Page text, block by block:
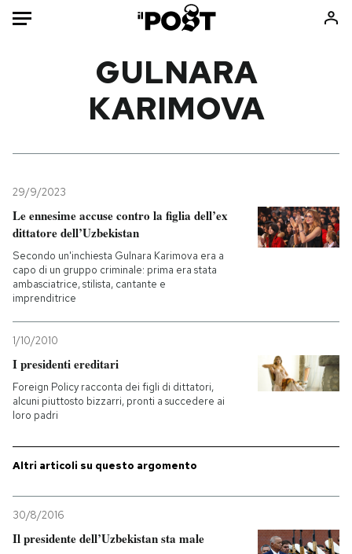
Mondo
Tecnologia
Internet
Cultura
Economia
Libri
Ok Boomer!
Europa
PODCAST
SHOP
GULNARA
KARIMOVA
29/9/2023
Le ennesime accuse contro la figlia dell’ex
dittatore dell’Uzbekistan
Secondo un'inchiesta Gulnara Karimova era a
capo di un gruppo criminale: prima era stata
ambasciatrice, stilista, cantante e
imprenditrice
1/10/2010
I presidenti ereditari
Foreign Policy racconta dei figli di dittatori,
alcuni piuttosto bizzarri, pronti a succedere ai
loro padri
Altri articoli su questo argomento
30/8/2016
Il presidente dell’Uzbekistan sta male